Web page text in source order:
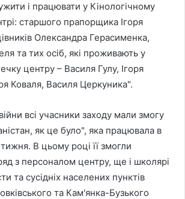
і працювати у Кінологічному
старшого прапорщика Ігоря
Олександра Герасименка,
та тих осіб, які проживають у
центру – Василя Гулу, Ігоря
Коваля, Василя Церкуника".
всі учасники заходу мали змогу
як це було", яка працювала в
В цьому році її змогли
з персоналом центру, ще і школярі
та сусідніх населених пунктів
та Кам'янка-Бузького